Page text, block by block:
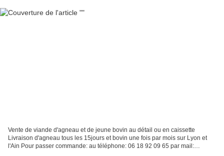
Vente de viande d'agneau et de jeune bovin au détail ou en caissette
Livraison d'agneau tous les 15jours et bovin une fois par mois sur Lyon et
l'Ain Pour passer commande: au téléphone: 06 18 92 09 65 par mail: